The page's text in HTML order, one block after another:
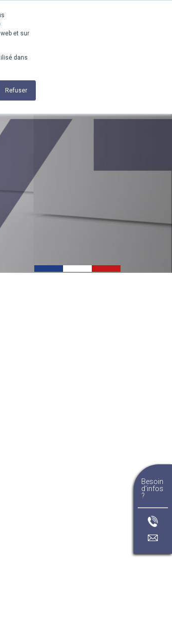
et sur
dans
Refuser
Besoin
d'infos
?